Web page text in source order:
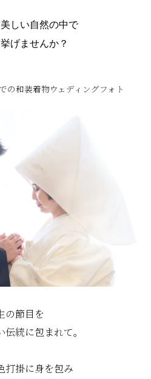
しい自然の中で
げませんか？
の和装着物ウェディングフォト
の節目を
伝統に包まれて。
打掛に身を包み